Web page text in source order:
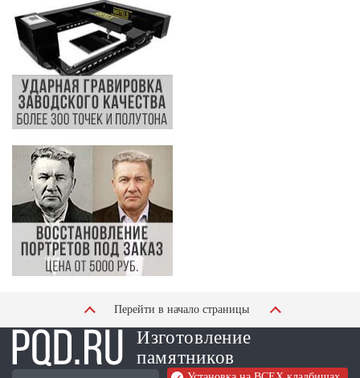
Перейти в начало страницы
Изготовление
памятников